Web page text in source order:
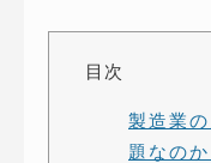
月〜金曜
目次
製造業
題なのか